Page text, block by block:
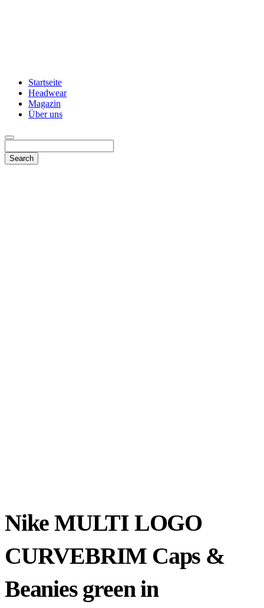
Startseite
Headwear
Magazin
Über uns
Nike MULTI LOGO
CURVEBRIM Caps &
Beanies green in